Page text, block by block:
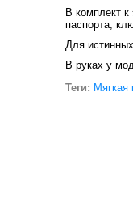
В комплект
паспорта,
Для
В руках у
Теги: Мягкая